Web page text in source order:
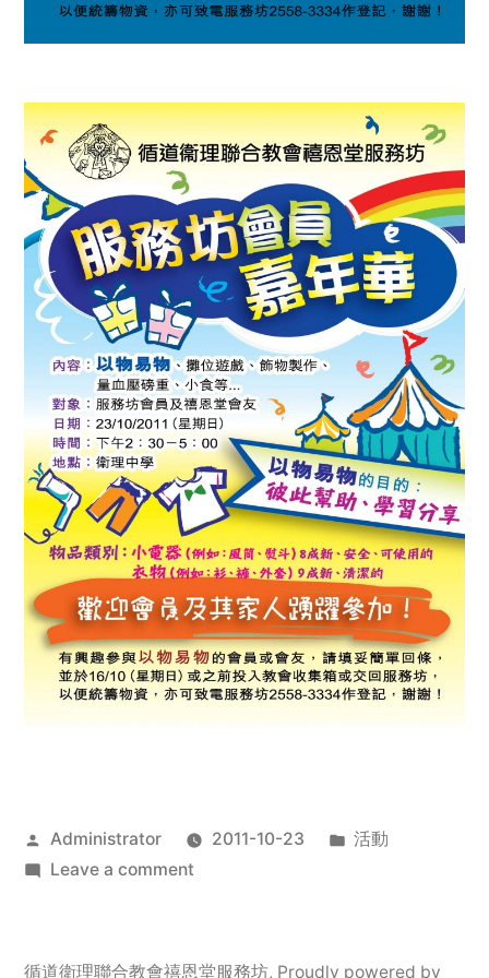
Posted
by
Administrator 2011-10-23
Posted
活動
Leave a commenton
服
循道衛理聯合教會禧恩堂服務坊, Proudly powered by